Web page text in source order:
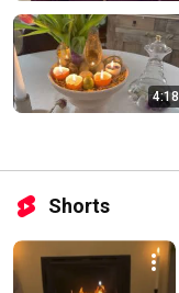
4:18
Shorts